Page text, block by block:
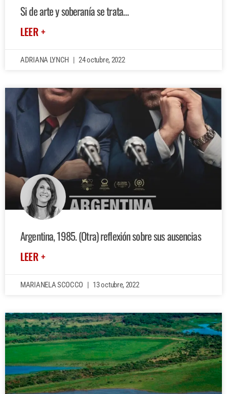
Si de arte y soberanía se trata…
LEER +
ADRIANA LYNCH 24 octubre, 2022
Argentina, 1985. (Otra) reflexión sobre sus ausencias
LEER +
MARIANELA SCOCCO 13 octubre, 2022